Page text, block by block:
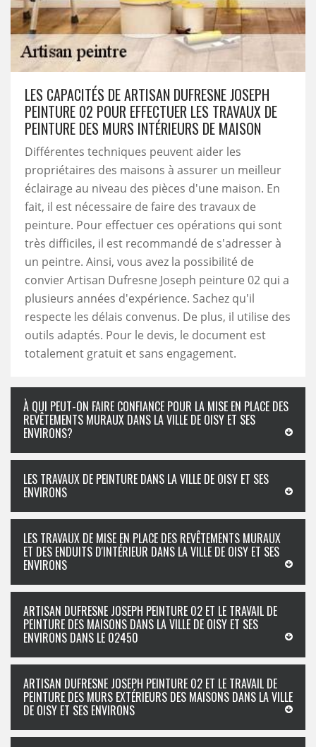
LES CAPACITÉS DE ARTISAN DUFRESNE JOSEPH
PEINTURE 02 POUR EFFECTUER LES TRAVAUX DE
PEINTURE DES MURS INTÉRIEURS DE MAISON
Différentes techniques peuvent aider les
propriétaires des maisons à assurer un meilleur
éclairage au niveau des pièces d'une maison. En
fait, il est nécessaire de faire des travaux de
peinture. Pour effectuer ces opérations qui sont
très difficiles, il est recommandé de s'adresser à
un peintre. Ainsi, vous avez la possibilité de
convier Artisan Dufresne Joseph peinture 02 qui a
plusieurs années d'expérience. Sachez qu'il
respecte les délais convenus. De plus, il utilise des
outils adaptés. Pour le devis, le document est
totalement gratuit et sans engagement.
À QUI PEUT-ON FAIRE CONFIANCE POUR LA MISE EN PLACE DES
REVÊTEMENTS MURAUX DANS LA VILLE DE OISY ET SES
ENVIRONS?
LES TRAVAUX DE PEINTURE DANS LA VILLE DE OISY ET SES
ENVIRONS
LES TRAVAUX DE MISE EN PLACE DES REVÊTEMENTS MURAUX
ET DES ENDUITS D'INTÉRIEUR DANS LA VILLE DE OISY ET SES
ENVIRONS
ARTISAN DUFRESNE JOSEPH PEINTURE 02 ET LE TRAVAIL DE
PEINTURE DES MAISONS DANS LA VILLE DE OISY ET SES
ENVIRONS DANS LE 02450
ARTISAN DUFRESNE JOSEPH PEINTURE 02 ET LE TRAVAIL DE
PEINTURE DES MURS EXTÉRIEURS DES MAISONS DANS LA VILLE
DE OISY ET SES ENVIRONS